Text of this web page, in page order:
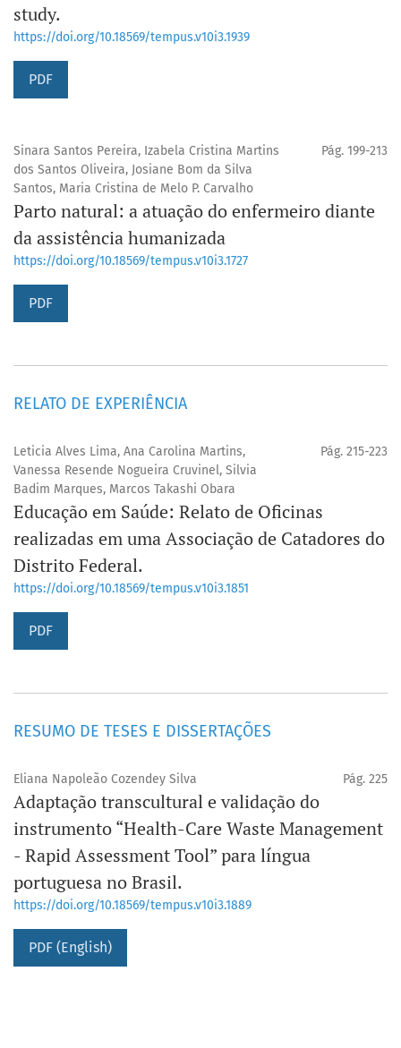
study.
https://doi.org/10.18569/tempus.v10i3.1939
PDF
Sinara Santos Pereira, Izabela Cristina Martins
dos Santos Oliveira, Josiane Bom da Silva
Santos, Maria Cristina de Melo P. Carvalho
Pág. 199-213
Parto natural: a atuação do enfermeiro diante
da assistência humanizada
https://doi.org/10.18569/tempus.v10i3.1727
PDF
RELATO DE EXPERIÊNCIA
Leticia Alves Lima, Ana Carolina Martins,
Vanessa Resende Nogueira Cruvinel, Silvia
Badim Marques, Marcos Takashi Obara
Pág. 215-223
Educação em Saúde: Relato de Oficinas
realizadas em uma Associação de Catadores do
Distrito Federal.
https://doi.org/10.18569/tempus.v10i3.1851
PDF
RESUMO DE TESES E DISSERTAÇÕES
Eliana Napoleão Cozendey Silva Pág. 225
Adaptação transcultural e validação do
instrumento “Health-Care Waste Management
- Rapid Assessment Tool” para língua
portuguesa no Brasil.
https://doi.org/10.18569/tempus.v10i3.1889
PDF (English)